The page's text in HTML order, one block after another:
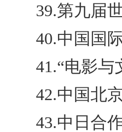
39.第九届
40.中国国
41.“电影
42.中国北
43.中日合